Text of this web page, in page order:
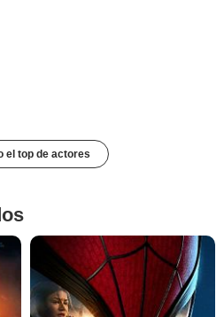
el top de actores